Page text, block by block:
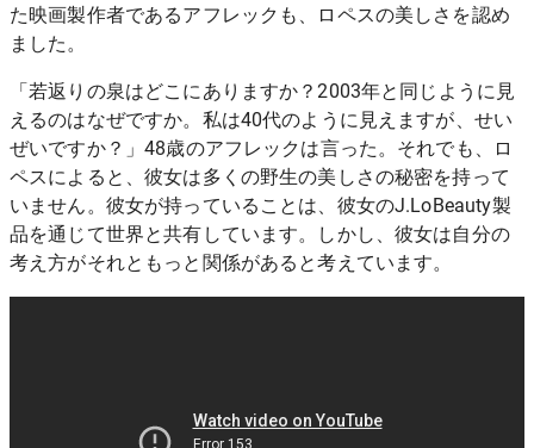
た映画製作者であるアフレック も、ロペスの美しさを認め
ました。
「若返りの泉はどこにありますか？2003年と同じように見
えるのはなぜですか。私は40代のように見えますが、せい
ぜいですか？」48歳のアフレックは言った。それでも、ロ
ペスによると、彼女は多くの野生の美しさの秘密を持って
いません。彼女が持っていることは、彼女のJ.LoBeauty製
品を通じて世界と共有しています。しかし、彼女は自分の
考え方がそれともっと関係があると考えています。